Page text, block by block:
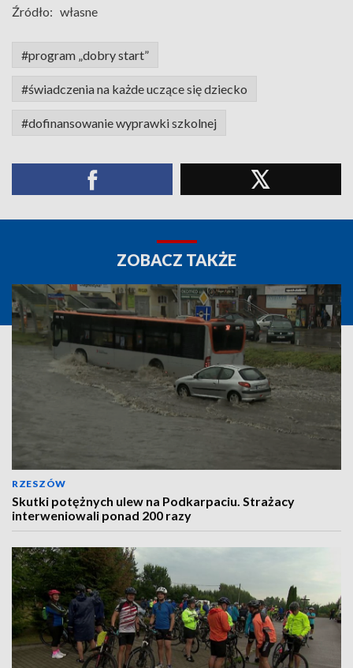
Źródło: własne
#program „dobry start”
#świadczenia na każde uczące się dziecko
#dofinansowanie wyprawki szkolnej
ZOBACZ TAKŻE
RZESZÓW
Skutki potężnych ulew na Podkarpaciu. Strażacy
interweniowali ponad 200 razy